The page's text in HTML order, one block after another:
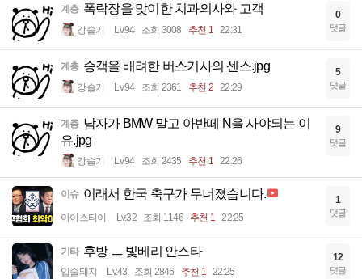
계층 폭락장을 맞이한 치과의사와 고객
강슬기 Lv.94 조회 3008 추천 1 22:31
0
댓글
계층 승객을 배려한 버스기사의 센스.jpg
강슬기 Lv.94 조회 2361 추천 2 22:29
5
댓글
계층 남자가 BMW 말고 아반떼 N을 사야되는 이
유.jpg
강슬기 Lv.94 조회 2435 추천 1 22:26
9
댓글
이슈 이래서 한국 축구가 무너졌습니다.
아이스티이 Lv.32 조회 1146 추천 1 22:25
1
댓글
기타 후방 ㅡ 빛베리 안스타
입술돼지 Lv.43 조회 2846 추천 1 22:25
12
댓글